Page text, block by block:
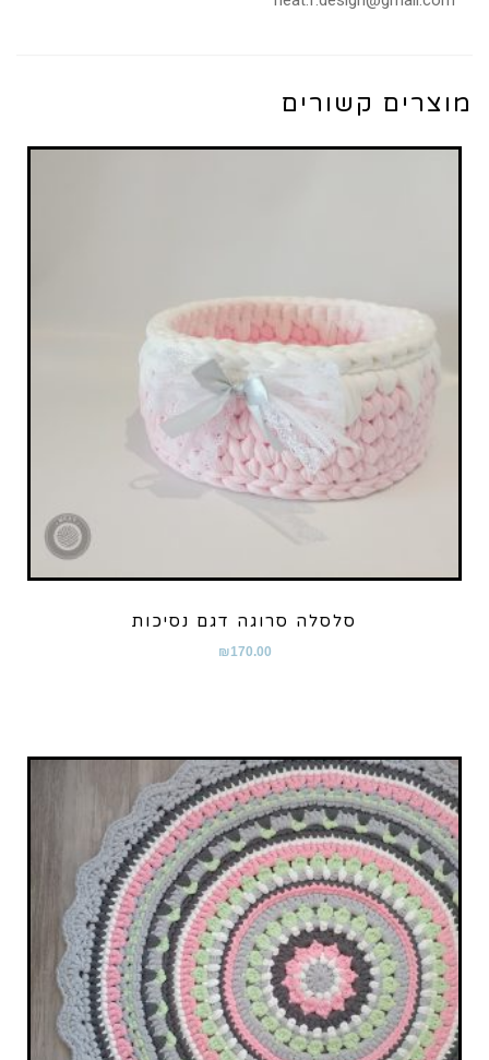
מוצרים קשורים
סלסלה סרוגה דגם נסיכות
₪170.00